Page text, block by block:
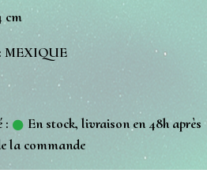
cm
MEXIQUE
:
En stock, livraison en 48h après
la commande